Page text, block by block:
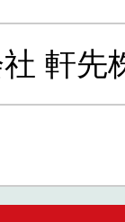
軒先